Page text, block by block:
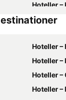
Hoteller –
Hoteller –
Hoteller –
Hoteller –
Hoteller –
Hoteller –